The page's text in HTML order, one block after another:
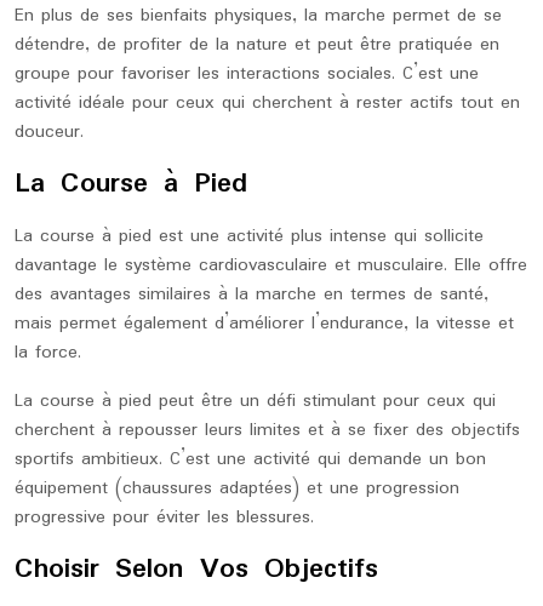
En plus de ses bienfaits physiques, la marche permet de se
détendre, de profiter de la nature et peut être pratiquée en
groupe pour favoriser les interactions sociales. C’est une
activité idéale pour ceux qui cherchent à rester actifs tout en
douceur.
La Course à Pied
La course à pied est une activité plus intense qui sollicite
davantage le système cardiovasculaire et musculaire. Elle offre
des avantages similaires à la marche en termes de santé,
mais permet également d’améliorer l’endurance, la vitesse et
la force.
La course à pied peut être un défi stimulant pour ceux qui
cherchent à repousser leurs limites et à se fixer des objectifs
sportifs ambitieux. C’est une activité qui demande un bon
équipement (chaussures adaptées) et une progression
progressive pour éviter les blessures.
Choisir Selon Vos Objectifs